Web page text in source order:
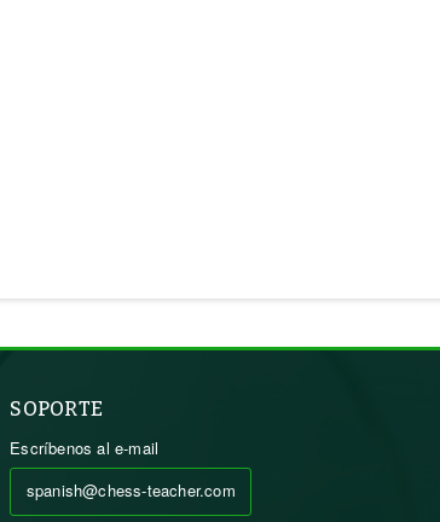
SOPORTE
Escríbenos al e-mail
spanish@chess-teacher.com